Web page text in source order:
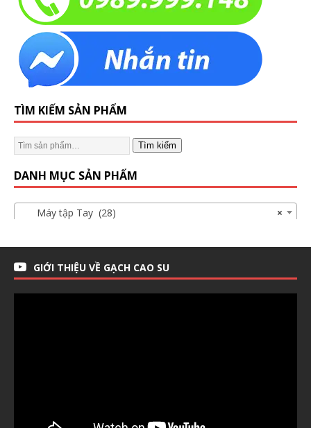
TÌM KIẾM SẢN PHẨM
Tìm kiếm
DANH MỤC SẢN PHẨM
×
Máy tập Tay (28)
GIỚI THIỆU VỀ GẠCH CAO SU